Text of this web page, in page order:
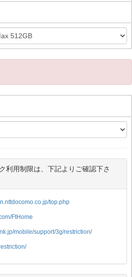
利用制限は、下記よりご確認下さ
top.php
FtHome
mobile/support/3g/restriction/